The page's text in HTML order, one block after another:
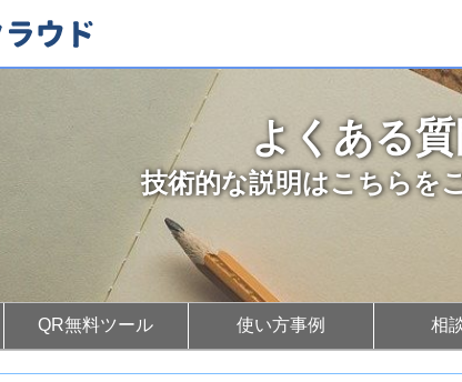
よくある質
技術的な説明はこちらを
QR無料ツール 使い方事例 相